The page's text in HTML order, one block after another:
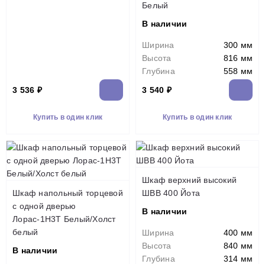
3 536 ₽
Купить в один клик
Белый
В наличии
Ширина
300 мм
Высота
816 мм
Глубина
558 мм
3 540 ₽
Купить в один клик
Шкаф напольный торцевой
с одной дверью
Лорас-1Н3Т Белый/Холст
белый
В наличии
Шкаф верхний высокий
ШВВ 400 Йота
В наличии
Ширина
400 мм
Высота
840 мм
Глубина
314 мм